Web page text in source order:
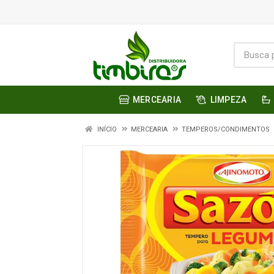
MERCEARIA LIMPEZA
INÍCIO MERCEARIA TEMPEROS/CONDIMENTOS